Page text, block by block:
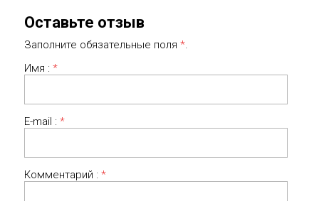
Оставьте отзыв
Заполните обязательные поля *.
Имя : *
E-mail : *
Комментарий : *